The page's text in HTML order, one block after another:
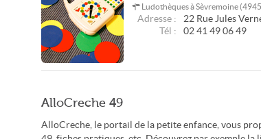
Ludothèques à Sèvremoine
Adresse : 22 Rue Jules
Tél :
02 41 49 06 49
AlloCreche 49
AlloCreche, le portail de la petite enfance, vous